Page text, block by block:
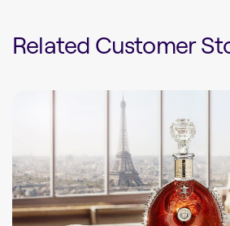
Related Customer